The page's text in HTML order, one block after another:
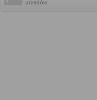
urzędów